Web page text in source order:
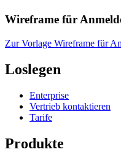
Wireframe für
Zur Vorlage Wireframe für
Loslegen
Enterprise
Vertrieb kontaktieren
Tarife
Produkte